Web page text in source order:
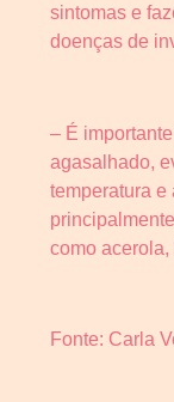
sintomas e
doenças de
– É
agasalhado,
temperatura e
como
Fonte: Carla